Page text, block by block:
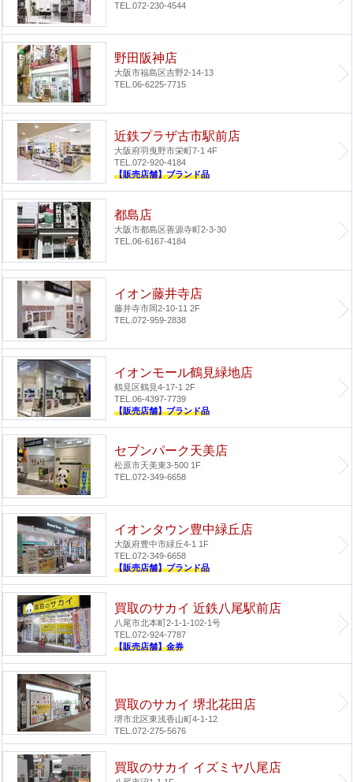
TEL.072-230-4544
野田阪神店
大阪市福島区吉野2-14-13
TEL.06-6225-7715
近鉄プラザ古市駅前店
大阪府羽曳野市栄町7-1 4F
TEL.072-920-4184
【販売店舗】ブランド品
都島店
大阪市都島区善源寺町2-3-30
TEL.06-6167-4184
イオン藤井寺店
藤井寺市岡2-10-11 2F
TEL.072-959-2838
イオンモール鶴見緑地店
鶴見区鶴見4-17-1 2F
TEL.06-4397-7739
【販売店舗】ブランド品
セブンパーク天美店
松原市天美東3-500 1F
TEL.072-349-6658
イオンタウン豊中緑丘店
大阪府豊中市緑丘4-1 1F
TEL.072-349-6658
【販売店舗】ブランド品
買取のサカイ 近鉄八尾駅前店
八尾市北本町2-1-1-102-1号
TEL.072-924-7787
【販売店舗】金券
買取のサカイ 堺北花田店
堺市北区東浅香山町4-1-12
TEL.072-275-5676
買取のサカイ イズミヤ八尾店